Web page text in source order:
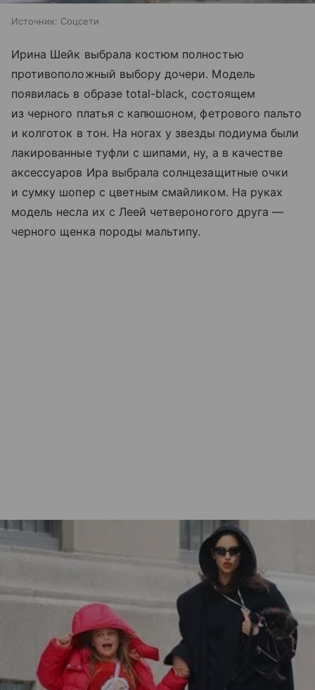
Источник: Соцсети
Ирина Шейк выбрала костюм полностью
противоположный выбору дочери. Модель
появилась в образе total-black, состоящем
из черного платья с капюшоном, фетрового пальто
и колготок в тон. На ногах у звезды подиума были
лакированные туфли с шипами, ну, а в качестве
аксессуаров Ира выбрала солнцезащитные очки
и сумку шопер с цветным смайликом. На руках
модель несла их с Леей четвероногого друга —
черного щенка породы мальтипу.